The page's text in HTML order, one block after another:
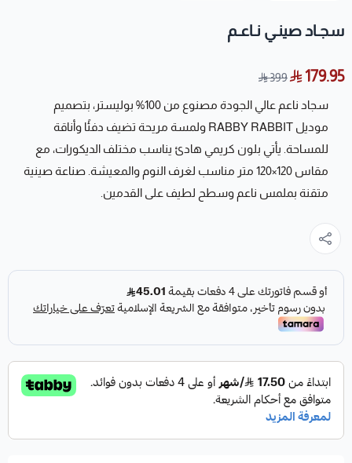
سجـاد صينـي نـاعـم
179.95
399
سجاد ناعم عالي الجودة مصنوع من 100% بوليستر، بتصميم
موديل RABBY RABBIT ولمسة مريحة تضيف دفئًا وأناقة
للمساحة. يأتي بلون كريمي هادئ يناسب مختلف الديكورات، مع
مقاس 120×120 متر مناسب لغرف النوم والمعيشة. صناعة صينية
متقنة بملمس ناعم وسطح لطيف على القدمين.